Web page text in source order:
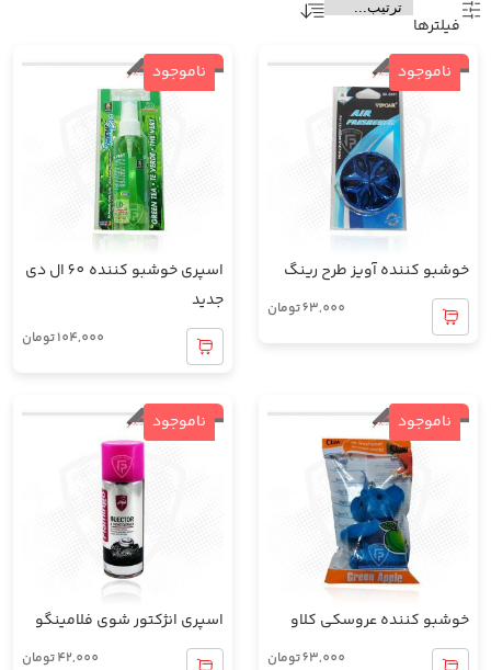
فیلتر‌ها
ناموجود
خوشبو کننده آویز طرح رینگ
63,000تومان
ناموجود
اسپری خوشبو کننده 60 ال دی
جدید
104,000تومان
ناموجود
خوشبو کننده عروسکی کلاو
63,000تومان
ناموجود
اسپری انژکتور شوی فلامینگو
42,000تومان